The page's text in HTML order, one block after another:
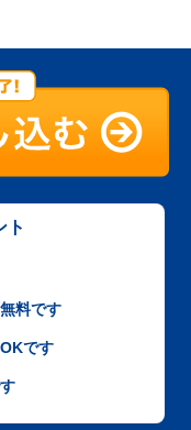
ト
料です
です